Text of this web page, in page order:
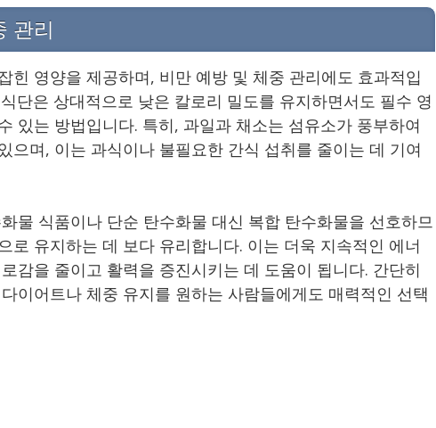
관리
힌 영양을 제공하며, 비만 예방 및 체중 관리에도 효과적입
단은 상대적으로 낮은 칼로리 밀도를 유지하면서도 필수 영
있는 방법입니다. 특히, 과일과 채소는 섬유소가 풍부하여
으며, 이는 과식이나 불필요한 간식 섭취를 줄이는 데 기여
물 식품이나 단순 탄수화물 대신 복합 탄수화물을 선호하므
로 유지하는 데 보다 유리합니다. 이는 더욱 지속적인 에너
감을 줄이고 활력을 증진시키는 데 도움이 됩니다. 간단히
이어트나 체중 유지를 원하는 사람들에게도 매력적인 선택